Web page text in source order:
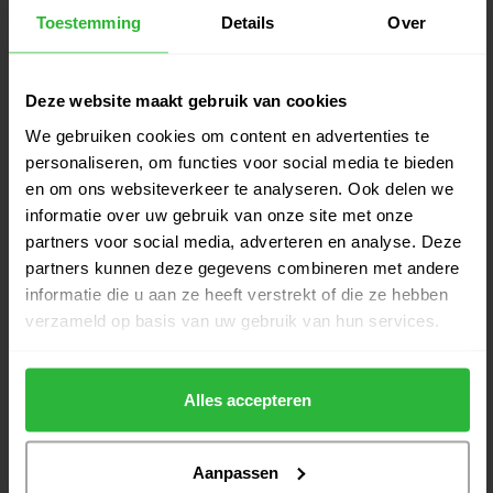
Toestemming Details Over
Deze website maakt gebruik van cookies
We gebruiken cookies om content en advertenties te
personaliseren, om functies voor social media te bieden
en om ons websiteverkeer te analyseren. Ook delen we
informatie over uw gebruik van onze site met onze
partners voor social media, adverteren en analyse. Deze
partners kunnen deze gegevens combineren met andere
informatie die u aan ze heeft verstrekt of die ze hebben
verzameld op basis van uw gebruik van hun services.
Alles accepteren
Aanpassen
Callaway Quantum Max rechts
dames
€689,00
Callaway Elyte Driver RH Dames
Op voorraad
€649,00
€479,00
Callaway Reva Rise Driver RH
Dames
Op voorraad
€549,00
€509,00
Wilson DYNAPWR Carbon Driver
€509,00